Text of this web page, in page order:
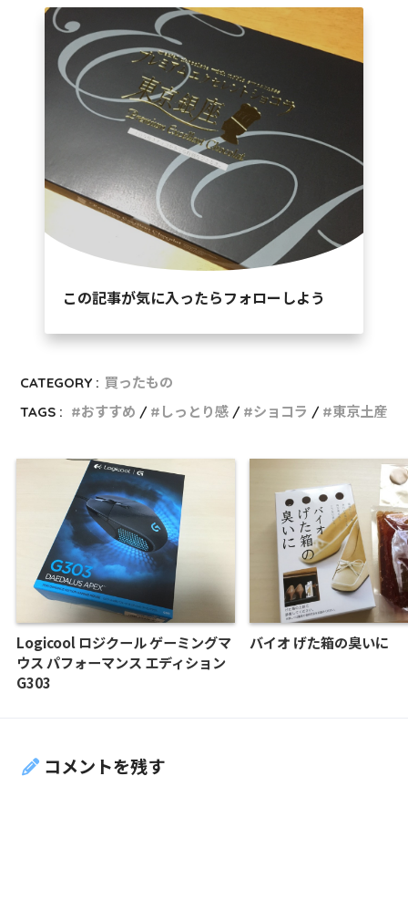
この記事が気に入ったらフォローしよう
CATEGORY : 買ったもの
TAGS :
おすすめ しっとり感 ショコラ 東京土産
Logicool ロジクール ゲーミングマ
ウス パフォーマンス エディション
G303
バイオ げた箱の臭いに
コメントを残す